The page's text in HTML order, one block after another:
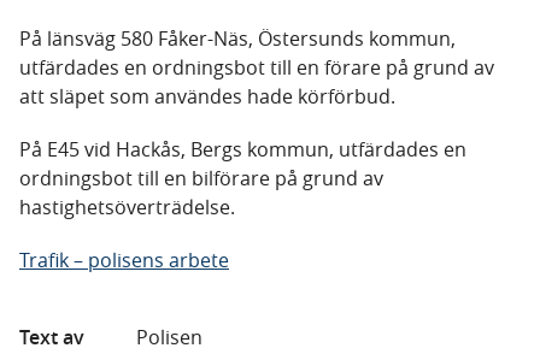
På länsväg 580 Fåker-Näs, Östersunds kommun,
utfärdades en ordningsbot till en förare på grund av
att släpet som användes hade körförbud.
På E45 vid Hackås, Bergs kommun, utfärdades en
ordningsbot till en bilförare på grund av
hastighetsöverträdelse.
Trafik – polisens arbete
Text av
Polisen